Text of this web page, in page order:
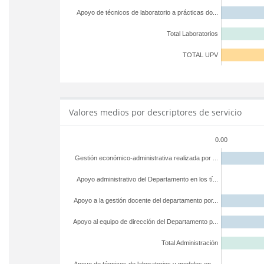
TOTAL UPV
Total Laboratorios
Apoyo de técnicos de laboratorio a prácticas do...
Valores medios por descriptores de servicio
0.00
Total Administración
Apoyo al equipo de dirección del Departamento p...
Apoyo a la gestión docente del departamento por...
Apoyo administrativo del Departamento en los tí...
Gestión económico-administrativa realizada por ...